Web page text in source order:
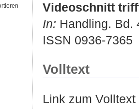
Videoschnitt
In: Handling. Bd.
ISSN 0936-7365
Volltext
Link zum